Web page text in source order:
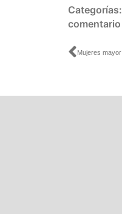
Categorías:
comentario
Ant